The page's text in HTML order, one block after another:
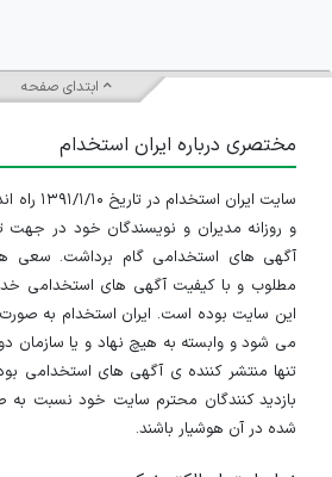
ابتدای صفحه
مختصری درباره ایران استخدام
سایت
و روزانه مدیران و نویسندگان خود در
آگهی های استخدامی گام برداشت. سعی
مطلوب و با کیفیت آگهی های استخدامی
این سایت بوده است. ایران استخدام به
می شود و وابسته به هیچ نهاد و یا سازمان
تنها منتشر کننده ی آگهی های استخدامی
بازدید کنندگان محترم سایت خود نسبت
شده در آن هوشیار باشند.